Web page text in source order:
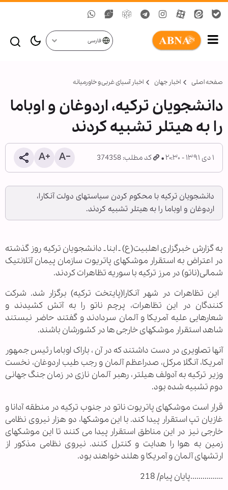
فارسی
صفحه اصلی اخبار جهان اخبار آسیای غربی و خاورمیانه
دانشجويان ترکيه، اردوغان و اوباما
را به هيتلر تشبيه کردند
۱ دی ۱۳۹۱ - ۲۰:۳۰ کد مطلب: 374358
دانشجویان ترکیه با محکوم کردن سیاستهای دولت آنکارا،
اردوغان و اوباما را به هیتلر تشبیه کردند.
به گزارش خبرگزاری اهل‏بیت(ع) ـ ابنا ـ دانشجویان ترکیه روز گذشته
در اعتراض به استقرار موشکهای پاتریوت سازمان پیمان آتلانتیک
شمالی(ناتو) در مرز ترکیه با سوریه تظاهرات کردند.
این تظاهرات در شهر آنکارا(پایتخت ترکیه) برگزار شد. شرکت
کنندگان در این تظاهرات، پرچم ناتو را به آتش کشیدند و
شعارهایی علیه آمریکا و آلمان سردادند و گفتند حاضر نیستند
شاهد استقرار موشکهای خارجی ها در کشورشان باشند.
آنها تصاویری در دست داشتند که در آن ، باراک اوباما رئیس جمهور
آمریکا، آنگلا مرکل، صدراعظم آلمان و رجب طیب اردوغان، نخست
وزیر ترکیه به آدولف هیلتر، رهبر آلمان نازی در زمان جنگ جهانی
دوم تشبیه شده بود.
قرار است موشکهای پاتریوت ناتو در جنوب ترکیه در منطقه آدانا و
غازیان تپ استقرار پیدا کند. با این موشکها، دو هزار نیروی نظامی
خارجی نیز در این مناطق استقرار پیدا می کنند تا این موشکهای
زمین به هوا را هدایت و کنترل کنند. نیروی نظامی مذکور از
ارتشهای آلمان و آمریکا و هلند خواهند بود.
................پایان پیام/ 218